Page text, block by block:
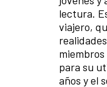
lectura.
viajero,
para su
años y el